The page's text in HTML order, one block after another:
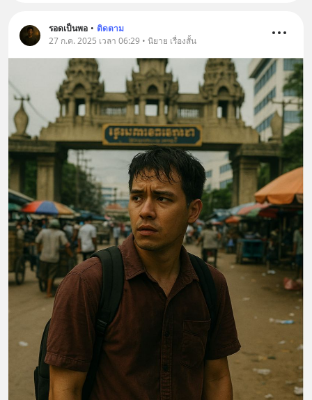
รอดเป็นพอ • ติดตาม
27 ก.ค. 2025 เวลา 06:29 • นิยาย เรื่องสั้น